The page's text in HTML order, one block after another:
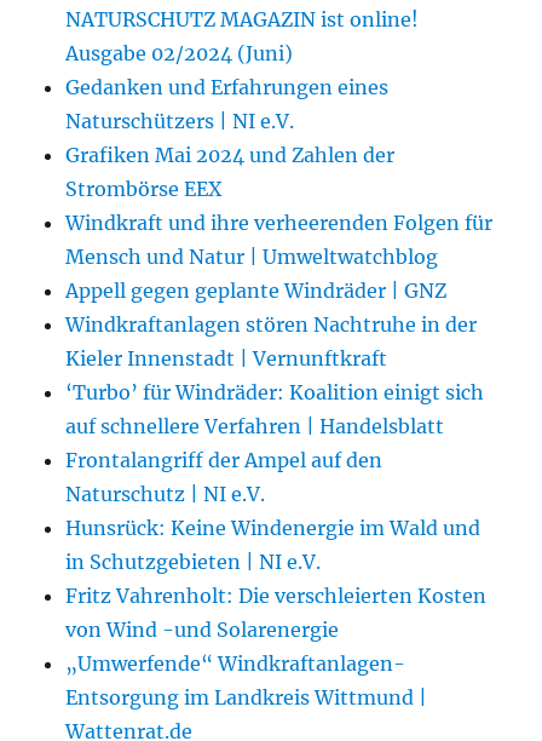
NATURSCHUTZ MAGAZIN ist online!
Ausgabe 02/2024 (Juni)
Gedanken und Erfahrungen eines
Naturschützers | NI e.V.
Grafiken Mai 2024 und Zahlen der
Strombörse EEX
Windkraft und ihre verheerenden Folgen für
Mensch und Natur | Umweltwatchblog
Appell gegen geplante Windräder | GNZ
Windkraftanlagen stören Nachtruhe in der
Kieler Innenstadt | Vernunftkraft
‘Turbo’ für Windräder: Koalition einigt sich
auf schnellere Verfahren | Handelsblatt
Frontalangriff der Ampel auf den
Naturschutz | NI e.V.
Hunsrück: Keine Windenergie im Wald und
in Schutzgebieten | NI e.V.
Fritz Vahrenholt: Die verschleierten Kosten
von Wind -und Solarenergie
„Umwerfende“ Windkraftanlagen-
Entsorgung im Landkreis Wittmund |
Wattenrat.de